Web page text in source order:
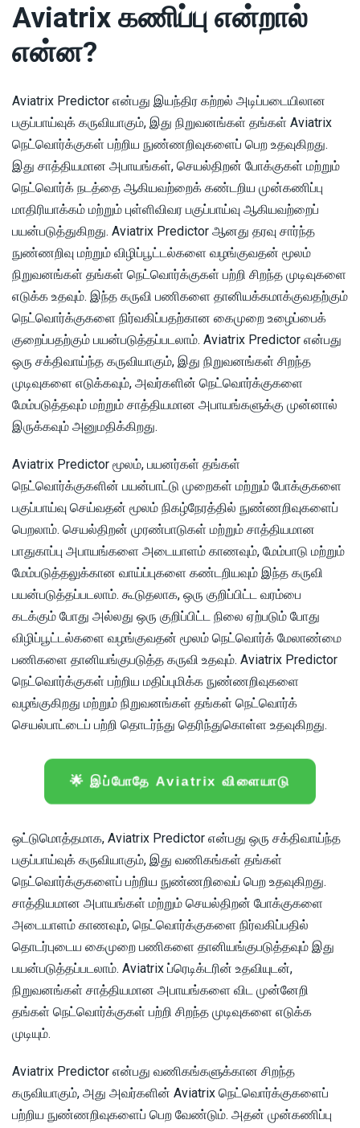
Aviatrix கணிப்பு என்றால்
என்ன?
Aviatrix Predictor என்பது இயந்திர கற்றல் அடிப்படையிலான
பகுப்பாய்வுக் கருவியாகும், இது நிறுவனங்கள் தங்கள் Aviatrix
நெட்வொர்க்குகள் பற்றிய நுண்ணறிவுகளைப் பெற உதவுகிறது.
இது சாத்தியமான அபாயங்கள், செயல்திறன் போக்குகள் மற்றும்
நெட்வொர்க் நடத்தை ஆகியவற்றைக் கண்டறிய முன்கணிப்பு
மாதிரியாக்கம் மற்றும் புள்ளிவிவர பகுப்பாய்வு ஆகியவற்றைப்
பயன்படுத்துகிறது. Aviatrix Predictor ஆனது தரவு சார்ந்த
நுண்ணறிவு மற்றும் விழிப்பூட்டல்களை வழங்குவதன் மூலம்
நிறுவனங்கள் தங்கள் நெட்வொர்க்குகள் பற்றி சிறந்த முடிவுகளை
எடுக்க உதவும். இந்த கருவி பணிகளை தானியக்கமாக்குவதற்கும்
நெட்வொர்க்குகளை நிர்வகிப்பதற்கான கைமுறை உழைப்பைக்
குறைப்பதற்கும் பயன்படுத்தப்படலாம். Aviatrix Predictor என்பது
ஒரு சக்திவாய்ந்த கருவியாகும், இது நிறுவனங்கள் சிறந்த
முடிவுகளை எடுக்கவும், அவர்களின் நெட்வொர்க்குகளை
மேம்படுத்தவும் மற்றும் சாத்தியமான அபாயங்களுக்கு முன்னால்
இருக்கவும் அனுமதிக்கிறது.
Aviatrix Predictor மூலம், பயனர்கள் தங்கள்
நெட்வொர்க்குகளின் பயன்பாட்டு முறைகள் மற்றும் போக்குகளை
பகுப்பாய்வு செய்வதன் மூலம் நிகழ்நேரத்தில் நுண்ணறிவுகளைப்
பெறலாம். செயல்திறன் முரண்பாடுகள் மற்றும் சாத்தியமான
பாதுகாப்பு அபாயங்களை அடையாளம் காணவும், மேம்பாடு மற்றும்
மேம்படுத்தலுக்கான வாய்ப்புகளை கண்டறியவும் இந்த கருவி
பயன்படுத்தப்படலாம். கூடுதலாக, ஒரு குறிப்பிட்ட வரம்பை
கடக்கும் போது அல்லது ஒரு குறிப்பிட்ட நிலை ஏற்படும் போது
விழிப்பூட்டல்களை வழங்குவதன் மூலம் நெட்வொர்க் மேலாண்மை
பணிகளை தானியங்குபடுத்த கருவி உதவும். Aviatrix Predictor
நெட்வொர்க்குகள் பற்றிய மதிப்புமிக்க நுண்ணறிவுகளை
வழங்குகிறது மற்றும் நிறுவனங்கள் தங்கள் நெட்வொர்க்
செயல்பாட்டைப் பற்றி தொடர்ந்து தெரிந்துகொள்ள உதவுகிறது.
🌟 இப்போதே Aviatrix விளையாடு
ஒட்டுமொத்தமாக, Aviatrix Predictor என்பது ஒரு சக்திவாய்ந்த
பகுப்பாய்வுக் கருவியாகும், இது வணிகங்கள் தங்கள்
நெட்வொர்க்குகளைப் பற்றிய நுண்ணறிவைப் பெற உதவுகிறது.
சாத்தியமான அபாயங்கள் மற்றும் செயல்திறன் போக்குகளை
அடையாளம் காணவும், நெட்வொர்க்குகளை நிர்வகிப்பதில்
தொடர்புடைய கைமுறை பணிகளை தானியங்குபடுத்தவும் இது
பயன்படுத்தப்படலாம். Aviatrix ப்ரெடிக்டரின் உதவியுடன்,
நிறுவனங்கள் சாத்தியமான அபாயங்களை விட முன்னேறி
தங்கள் நெட்வொர்க்குகள் பற்றி சிறந்த முடிவுகளை எடுக்க
முடியும்.
Aviatrix Predictor என்பது வணிகங்களுக்கான சிறந்த
கருவியாகும், அது அவர்களின் Aviatrix நெட்வொர்க்குகளைப்
பற்றிய நுண்ணறிவுகளைப் பெற வேண்டும். அதன் முன்கணிப்பு